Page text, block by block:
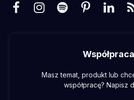
FacebookInstagramSpotifyPinterest
Współpraca
Masz temat, produkt lub
współpracę? Napisz